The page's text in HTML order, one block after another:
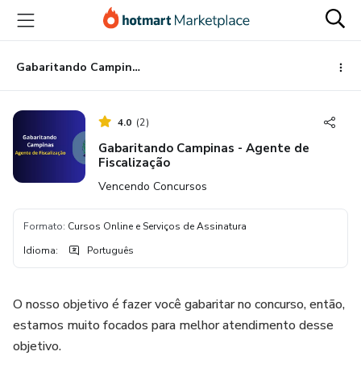
para
conteúdo
principal
para
pagamento
para
rodapé
Gabaritando Campinas - Agente de Fiscalização
4.0 (2)
Gabaritando Campinas - Agente de
Fiscalização
Vencendo Concursos
Formato: Cursos Online e Serviços de Assinatura
Idioma: Português
O nosso objetivo é fazer você gabaritar no concurso, então,
estamos muito focados para melhor atendimento desse
objetivo.